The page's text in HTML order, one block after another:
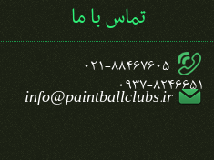
تماس با ما
021-88467605
0937-8246651
info@paintballclubs.ir